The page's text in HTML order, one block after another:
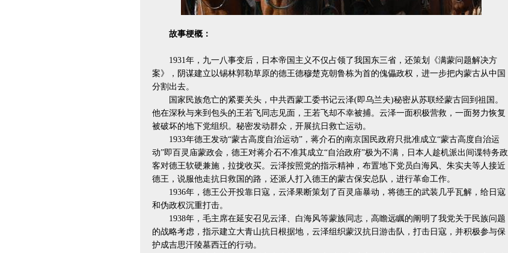
故事梗概：
1931年，九一八事变后，日本帝国主义不仅占领了我国东三省，还策划《满蒙问题解决方
案》，阴谋建立以锡林郭勒草原的德王德穆楚克朝鲁栋为首的傀儡政权，进一步把内蒙古从中国
分割出去。
国家民族危亡的紧要关头，中共西蒙工委书记云泽(即乌兰夫)秘密从苏联经蒙古回到祖国。
他在深秋与来到包头的王若飞同志见面，王若飞却不幸被捕。云泽一面积极营救，一面努力恢复
被破坏的地下党组织。秘密发动群众，开展抗日救亡运动。
1933年德王发动“蒙古高度自治运动”，蒋介石的南京国民政府只批准成立“蒙古高度自治运
动”即百灵庙蒙政会，德王对蒋介石不准其成立“自治政府”极为不满，日本人趁机派出间谍特务政
客对德王软硬兼施，拉拢收买。云泽按照党的指示精神，布置地下党员白海风、朱实夫等人接近
德王，说服他走抗日救国的路，还派人打入德王的蒙古保安总队，进行革命工作。
1936年，德王公开投靠日寇，云泽果断策划了百灵庙暴动，将德王的武装几乎瓦解，给日寇
和伪政权沉重打击。
1938年，毛主席在延安召见云泽、白海风等蒙族同志，高瞻远瞩的阐明了我党关于民族问题
的战略考虑，指示建立大青山抗日根据地，云泽组织蒙汉抗日游击队，打击日寇，并积极参与保
护成吉思汗陵墓西迁的行动。